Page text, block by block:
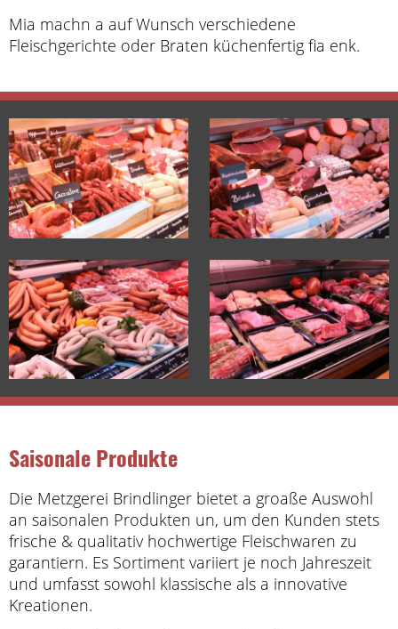
Mia machn a auf Wunsch verschiedene
Fleischgerichte oder Braten küchenfertig fia enk.
Saisonale Produkte
Die Metzgerei Brindlinger bietet a groaße Auswohl
an saisonalen Produkten un, um den Kunden stets
frische & qualitativ hochwertige Fleischwaren zu
garantiern. Es Sortiment variiert je noch Jahreszeit
und umfasst sowohl klassische als a innovative
Kreationen.